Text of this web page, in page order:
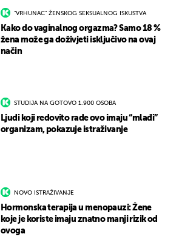
"VRHUNAC" ŽENSKOG SEKSUALNOG ISKUSTVA
Kako do vaginalnog orgazma? Samo 18 %
žena može ga doživjeti isključivo na ovaj
način
STUDIJA NA GOTOVO 1.900 OSOBA
Ljudi koji redovito rade ovo imaju “mlađi”
organizam, pokazuje istraživanje
NOVO ISTRAŽIVANJE
Hormonska terapija u menopauzi: Žene
koje je koriste imaju znatno manji rizik od
ovoga